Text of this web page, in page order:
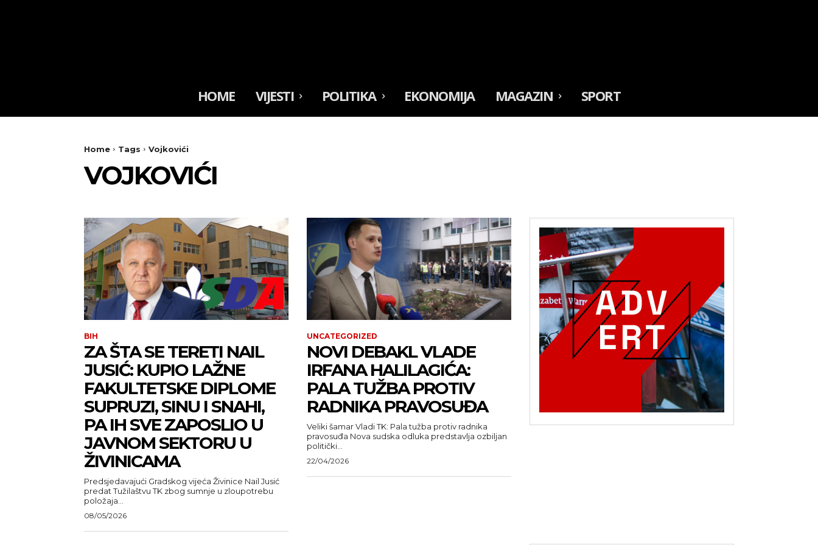
HOME VIJESTI POLITIKA EKONOMIJA MAGAZIN SPORT
Home Tags Vojkovići
VOJKOVIĆI
BIH
ZA ŠTA SE TERETI NAIL
JUSIĆ: KUPIO LAŽNE
FAKULTETSKE DIPLOME
SUPRUZI, SINU I SNAHI,
PA IH SVE ZAPOSLIO U
JAVNOM SEKTORU U
ŽIVINICAMA
Predsjedavajući Gradskog vijeća Živinice Nail Jusić
predat Tužilaštvu TK zbog sumnje u zloupotrebu
položaja...
08/05/2026
UNCATEGORIZED
NOVI DEBAKL VLADE
IRFANA HALILAGIĆA:
PALA TUŽBA PROTIV
RADNIKA PRAVOSUĐA
Veliki šamar Vladi TK: Pala tužba protiv radnika
pravosuđa Nova sudska odluka predstavlja ozbiljan
politički...
22/04/2026